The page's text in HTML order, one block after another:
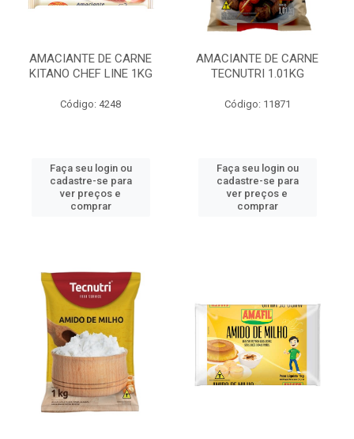
AMACIANTE DE CARNE
KITANO CHEF LINE 1KG
Código: 4248
Faça seu login ou
cadastre-se para
ver preços e
comprar
AMACIANTE DE CARNE
TECNUTRI 1.01KG
Código: 11871
Faça seu login ou
cadastre-se para
ver preços e
comprar